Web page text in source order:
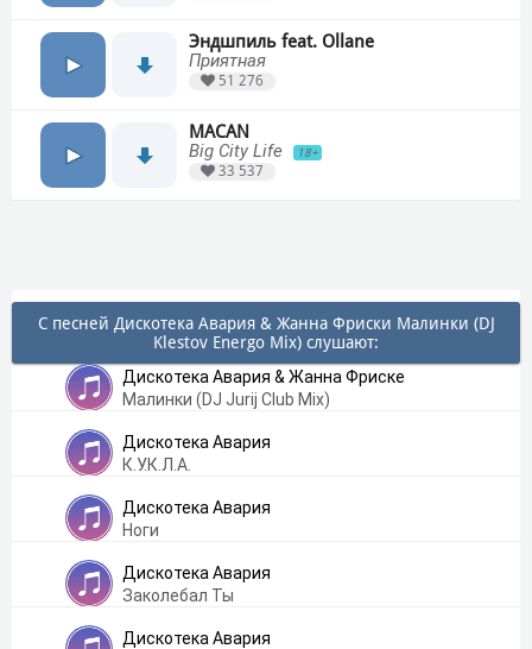
Эндшпиль feat. Ollane
Приятная
51 276
MACAN
Big City Life
18+
33 537
С песней Дискотека Авария & Жанна Фриски Малинки (DJ
Klestov Energo Mix) слушают:
Дискотека Авария & Жанна Фриске
Малинки (DJ Jurij Club Mix)
Дискотека Авария
К.У.К.Л.А.
Дискотека Авария
Ноги
Дискотека Авария
Заколебал Ты
Дискотека Авария